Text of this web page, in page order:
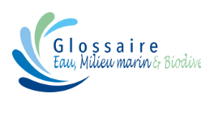
contenido
principal
Main
navigation